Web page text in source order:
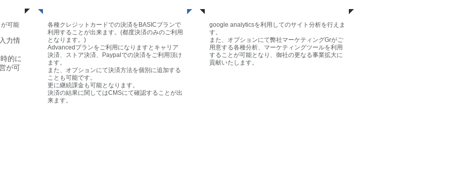
可能
力情
的に
が可
各種クレジットカードでの決済をBASICプランで
利用することが出来ます。 (都度決済のみのご利用
となります。)
Advancedプランをご利用になりますとキャリア
決済、ストア決済、Paypalでの決済をご利用頂け
ます。
また、オプションにて決済方法を個別に追加する
ことも可能です。
更に継続課金も可能となります。
決済の結果に関してはCMSにて確認することが出
来ます。
google analyticsを利用してのサイト分析を行えま
す。
また、オプションにて弊社マーケティングGrがご
用意する各種分析、マーケティングツールを利用
することが可能となり、御社の更なる事業拡大に
貢献いたします。